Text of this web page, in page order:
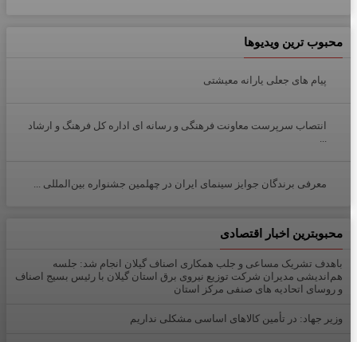
محبوب ترین ویدیوها
پیام های جعلی یارانه معیشتی
انتصاب سرپرست معاونت فرهنگی و رسانه ای اداره کل فرهنگ و ارشاد
معرفی برندگان جوایز سینمای ایران در چهلمین جشنواره بین‌المللی ...
محبوبترین اخبار اقتصادی
باهدف تشریک مساعی و جلب همکاری اصناف گیلان انجام شد: جلسه
هم‌اندیشی مدیران شركت توزیع نیروی برق استان گیلان با رئیس بسیج اصناف
و روسای اتحادیه های صنفی مركز استان
وزیر جهاد: در تأمین کالاهای اساسی مشکلی نداریم